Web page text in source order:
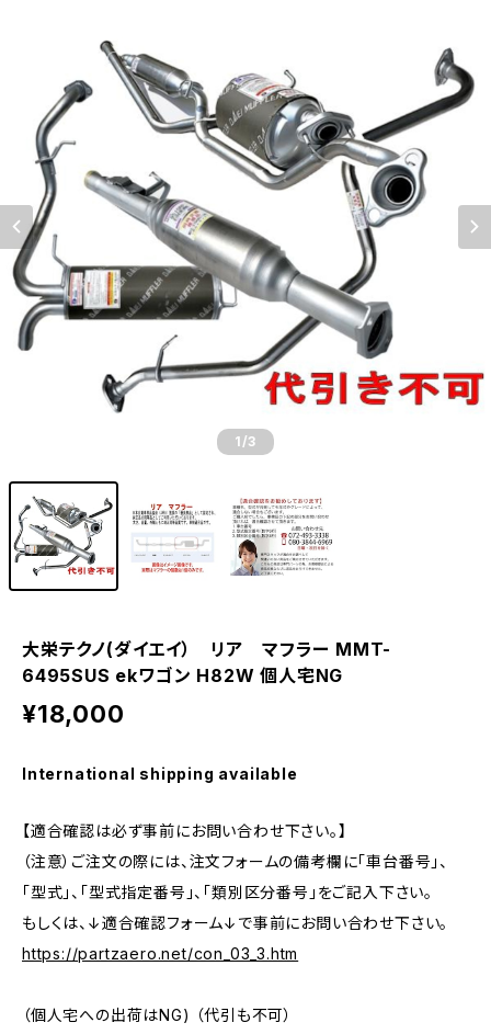
1 /3
大栄テクノ(ダイエイ） リア マフラー MMT-
6495SUS ekワゴン H82W 個人宅NG
¥18,000
International shipping available
【適合確認は必ず事前にお問い合わせ下さい。】
（注意）ご注文の際には、注文フォームの備考欄に「車台番号」、
「型式」、「型式指定番号」、「類別区分番号」をご記入下さい。
もしくは、↓適合確認フォーム↓で事前にお問い合わせ下さい。
https://partzaero.net/con_03_3.htm
（個人宅への出荷はNG) （代引も不可）